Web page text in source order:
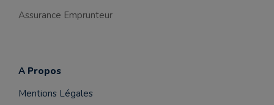
Assurance Emprunteur
A Propos
Mentions Légales